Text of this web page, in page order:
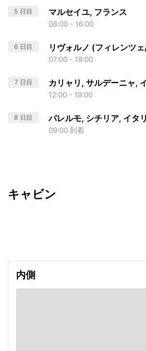
5 日目 マルセイユ, フランス
08:00 - 16:00
6 日目 リヴォルノ (フィレンツ
07:00 - 18:00
7 日目 カリャリ, サルデーニャ,
12:00 - 19:00
8 日目 パレルモ, シチリア, イタ
09:00 到着
キャビン
内側